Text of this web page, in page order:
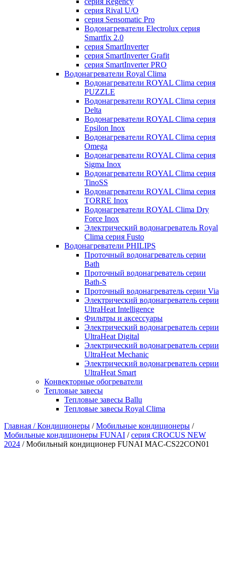
серия Rival U/О
серия Sensomatic Pro
Водонагреватели Electrolux серия
Smartfix 2.0
серия SmartInverter
серия SmartInverter Grafit
серия SmartInverter PRO
Водонагреватели Royal Clima
Водонагреватели ROYAL Clima серия
PUZZLE
Водонагреватели ROYAL Clima серия
Delta
Водонагреватели ROYAL Clima серия
Epsilon Inox
Водонагреватели ROYAL Clima серия
Omega
Водонагреватели ROYAL Clima серия
Sigma Inox
Водонагреватели ROYAL Clima серия
TinoSS
Водонагреватели ROYAL Clima серия
TORRE Inox
Водонагреватели ROYAL Clima Dry
Force Inox
Электрический водонагреватель Royal
Clima серия Fusto
Водонагреватели PHILIPS
Проточный водонагреватель серии
Bath
Проточный водонагреватель серии
Bath-S
Проточный водонагреватель серии Via
Электрический водонагреватель серии
UltraHeat Intelligence
Фильтры и аксессуары
Электрический водонагреватель серии
UltraHeat Digital
Электрический водонагреватель серии
UltraHeat Mechanic
Электрический водонагреватель серии
UltraHeat Smart
Конвекторные обогреватели
Тепловые завесы
Тепловые завесы Ballu
Тепловые завесы Royal Clima
Главная /Кондиционеры /Мобильные кондиционеры /
Мобильные кондиционеры FUNAI /серия CROCUS NEW
2024 / Мобильный кондиционер FUNAI MAC-CS22CON01